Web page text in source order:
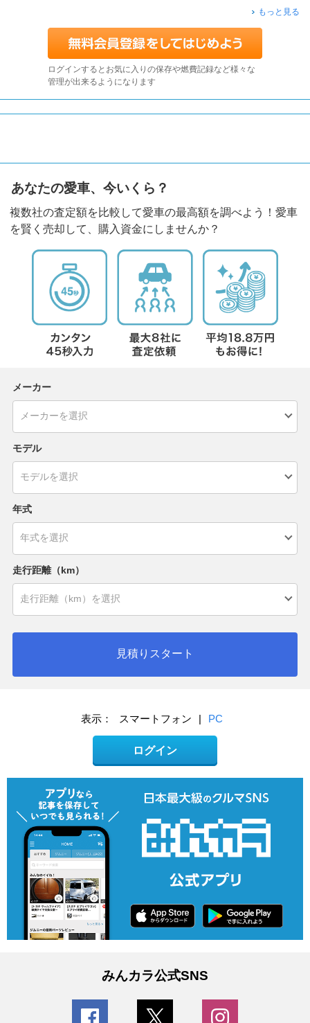
もっと見る
ログインするとお気に入りの保存や燃費記録など様々な
管理が出来るようになります
あなたの愛車、今いくら？
複数社の査定額を比較して愛車の最高額を調べよう！愛車
を賢く売却して、購入資金にしませんか？
メーカー
モデル
年式
走行距離（km）
見積りスタート
表示： スマートフォン | PC
ログイン
みんカラ公式SNS